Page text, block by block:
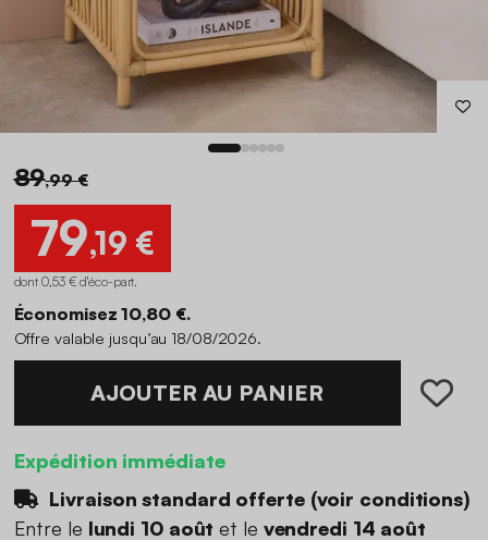
89,99 €
79,19 €
dont 0,53 € d'éco-part.
Économisez 10,80 €.
Offre valable jusqu’au 18/08/2026.
AJOUTER AU PANIER
Expédition immédiate
Livraison standard offerte (voir conditions)
Entre le lundi 10 août et le vendredi 14 août